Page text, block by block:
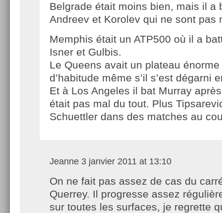
Belgrade était moins bien, mais il a
Andreev et Korolev qui ne sont pas
Memphis était un ATP500 où il a
Isner et Gulbis.
Le Queens avait un plateau
d’habitude même s’il s’est dégarni
Et à Los Angeles il bat Murray
était pas mal du tout. Plus
Schuettler dans des matches au
Jeanne 3 janvier 2011 at 13:10
On ne fait pas assez de cas du
Querrey. Il progresse assez
sur toutes les surfaces, je regrette